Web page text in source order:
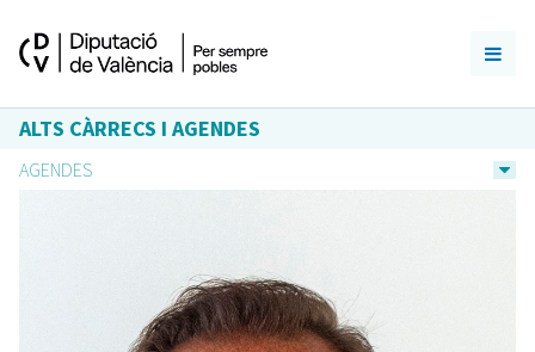
ALTS CÀRRECS I AGENDES
AGENDES